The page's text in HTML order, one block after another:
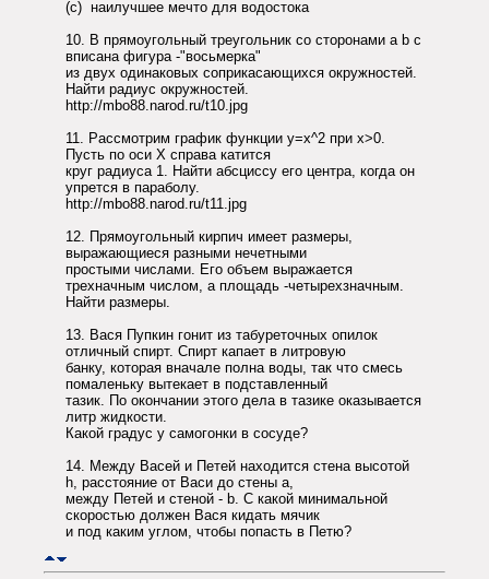
(c) наилучшее мечто для водостока
10. В прямоугольный треугольник со сторонами a b c
вписана фигура -"восьмерка"
из двух одинаковых соприкасающихся окружностей.
Найти радиус окружностей.
http://mbo88.narod.ru/t10.jpg
11. Рассмотрим график функции y=x^2 при x>0.
Пусть по оси X справа катится
круг радиуса 1. Найти абсциссу его центра, когда он
упрется в параболу.
http://mbo88.narod.ru/t11.jpg
12. Прямоугольный кирпич имеет размеры,
выражающиеся разными нечетными
простыми числами. Его объем выражается
трехначным числом, а площадь -четырехзначным.
Найти размеры.
13. Вася Пупкин гонит из табуреточных опилок
отличный спирт. Спирт капает в литровую
банку, которая вначале полна воды, так что смесь
помаленьку вытекает в подставленный
тазик. По окончании этого дела в тазике оказывается
литр жидкости.
Какой градус у самогонки в сосуде?
14. Между Васей и Петей находится стена высотой
h, расстояние от Васи до стены a,
между Петей и стеной - b. С какой минимальной
скоростью должен Вася кидать мячик
и под каким углом, чтобы попасть в Петю?